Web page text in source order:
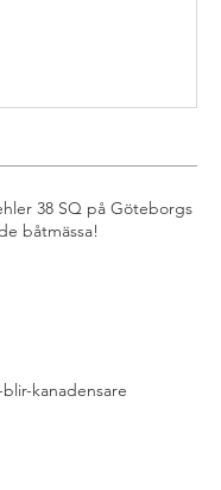
38 SQ på Göteborgs
båtmässa!
kanadensare